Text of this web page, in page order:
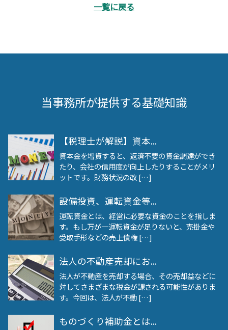
一覧に戻る
当事務所が提供する基礎知識
【税理士が解説】資本...
資本金を増資すると、返済不要の資金調達ができ
たり、会社の信用度が向上したりすることがメリ
ットです。財務状況の改 […]
設備投資、運転資金等...
運転資金とは、経営に必要な資金のことを指しま
す。もし万が一運転資金が足りないと、売掛金や
受取手形などの売上債権 […]
法人の不動産売却にお...
法人が不動産を売却する場合、その売却益などに
対してさまざまな税金が課される可能性がありま
す。今回は、法人が不動 […]
ものづくり補助金とは...